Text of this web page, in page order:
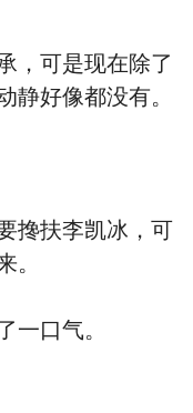
，可是现在除了
静好像都没有。
搀扶李凯冰，可
。
一口气。